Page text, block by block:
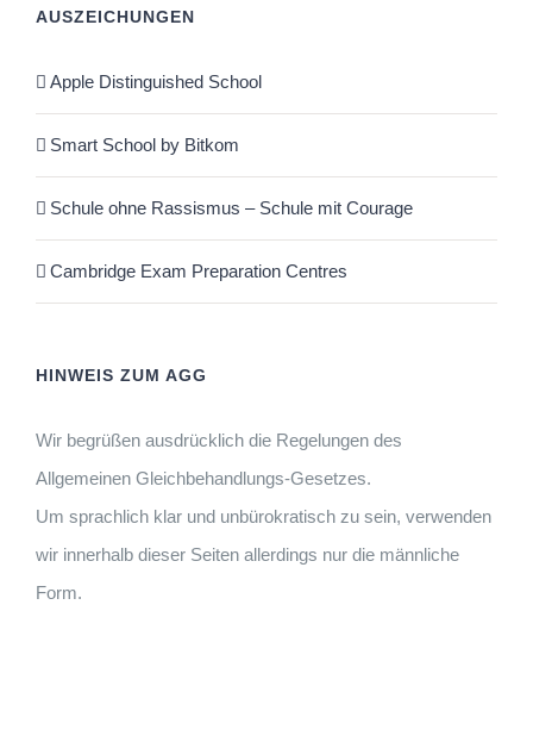
AUSZEICHUNGEN
Apple Distinguished School
Smart School by Bitkom
Schule ohne Rassismus – Schule mit Courage
Cambridge Exam Preparation Centres
HINWEIS ZUM AGG
Wir begrüßen ausdrücklich die Regelungen des
Allgemeinen Gleichbehandlungs-Gesetzes.
Um sprachlich klar und unbürokratisch zu sein, verwenden
wir innerhalb dieser Seiten allerdings nur die männliche
Form.